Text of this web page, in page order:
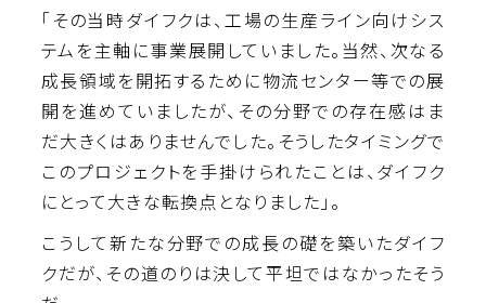
「その当時ダイフクは、工場の生産ライン向けシス
テムを主軸に事業展開していました。当然、次なる
成長領域を開拓するために物流センター等での展
開を進めていましたが、その分野での存在感はま
だ大きくはありませんでした。そうしたタイミングで
このプロジェクトを手掛けられたことは、ダイフク
にとって大きな転換点となりました」。
こうして新たな分野での成長の礎を築いたダイフ
クだが、その道のりは決して平坦ではなかったそう